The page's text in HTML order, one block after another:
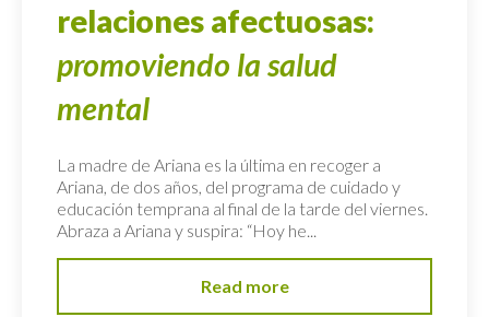
relaciones afectuosas:
promoviendo la salud
mental
La madre de Ariana es la última en recoger a
Ariana, de dos años, del programa de cuidado y
educación temprana al final de la tarde del viernes.
Abraza a Ariana y suspira: “Hoy he...
Read more